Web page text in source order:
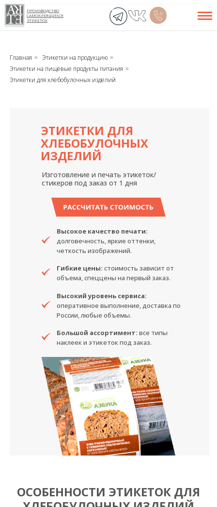
ПРОИЗВОДСТВО
САМОКЛЕЯЩИХСЯ
ЭТИКЕТОК
Главная » Этикетки на продукцию »
Этикетки на пищевые продукты питания »
Этикетки для хлебобулочных изделий
Высокое качество печати:
долговечность, яркие оттенки,
четкость изображений.
Гибкие цены: стоимость зависит от
объема, спеццены на первый заказ.
Высокий уровень сервиса:
оперативное выполнение, доставка по
России, любые объемы.
Изготовление и печать этикеток/
стикеров под заказ от 1 дня
Большой ассортимент: все типы
наклеек и этикеток под заказ.
ЭТИКЕТКИ ДЛЯ
ХЛЕБОБУЛОЧНЫХ
ИЗДЕЛИЙ
РАССЧИТАТЬ СТОИМОСТЬ
ОСОБЕННОСТИ ЭТИКЕТОК ДЛЯ